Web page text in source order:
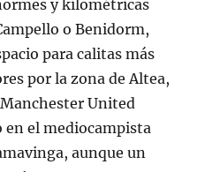
y kilométricas
o Benidorm,
para calitas más
por la zona de Altea,
United
en el mediocampista
aunque un